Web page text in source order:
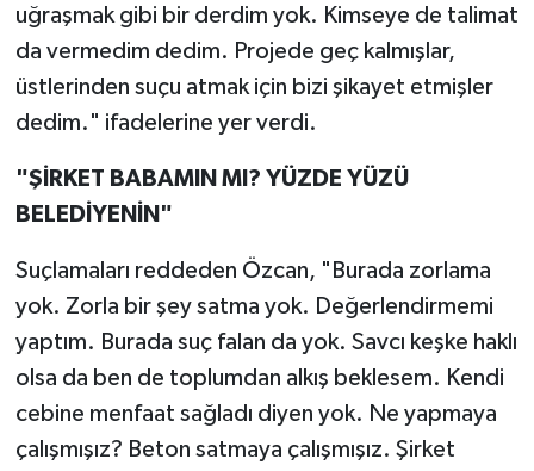
uğraşmak gibi bir derdim yok. Kimseye de talimat
da vermedim dedim. Projede geç kalmışlar,
üstlerinden suçu atmak için bizi şikayet etmişler
dedim." ifadelerine yer verdi.
"ŞİRKET BABAMIN MI? YÜZDE YÜZÜ
BELEDİYENİN"
Suçlamaları reddeden Özcan, "Burada zorlama
yok. Zorla bir şey satma yok. Değerlendirmemi
yaptım. Burada suç falan da yok. Savcı keşke haklı
olsa da ben de toplumdan alkış beklesem. Kendi
cebine menfaat sağladı diyen yok. Ne yapmaya
çalışmışız? Beton satmaya çalışmışız. Şirket